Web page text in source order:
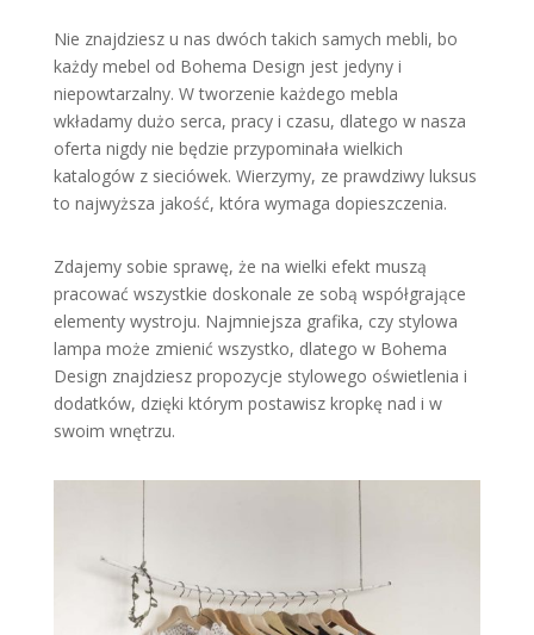
Nie znajdziesz u nas dwóch takich samych mebli, bo
każdy mebel od Bohema Design jest jedyny i
niepowtarzalny. W tworzenie każdego mebla
wkładamy dużo serca, pracy i czasu, dlatego w nasza
oferta nigdy nie będzie przypominała wielkich
katalogów z sieciówek. Wierzymy, ze prawdziwy luksus
to najwyższa jakość, która wymaga dopieszczenia.
Zdajemy sobie sprawę, że na wielki efekt muszą
pracować wszystkie doskonale ze sobą współgrające
elementy wystroju. Najmniejsza grafika, czy stylowa
lampa może zmienić wszystko, dlatego w Bohema
Design znajdziesz propozycje stylowego oświetlenia i
dodatków, dzięki którym postawisz kropkę nad i w
swoim wnętrzu.